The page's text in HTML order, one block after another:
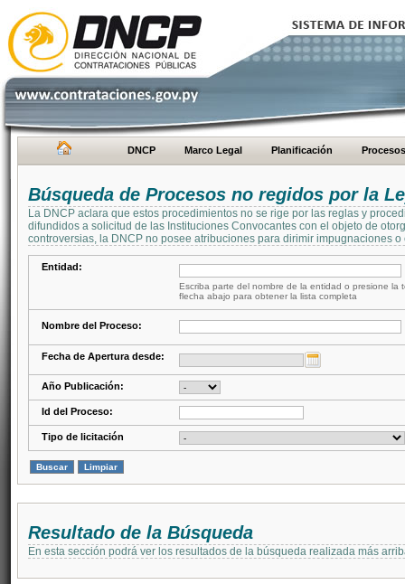
DNCP Marco Legal Planificación Procesos
Búsqueda de Procesos no regidos por la
La DNCP aclara que estos procedimientos no se rige por las reglas y
difundidos a solicitud de las Instituciones Convocantes con el objeto de
controversias, la DNCP no posee atribuciones para dirimir impugnaciones
Entidad:
Escriba parte del nombre de la entidad o presione la
flecha abajo para obtener la lista completa
Nombre del Proceso:
Fecha de Apertura desde:
Año Publicación:
Id del Proceso:
Tipo de licitación
Resultado de la Búsqueda
En esta sección podrá ver los resultados de la búsqueda realizada más